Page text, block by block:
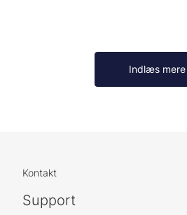
Indlæs mere
Kontakt
Support